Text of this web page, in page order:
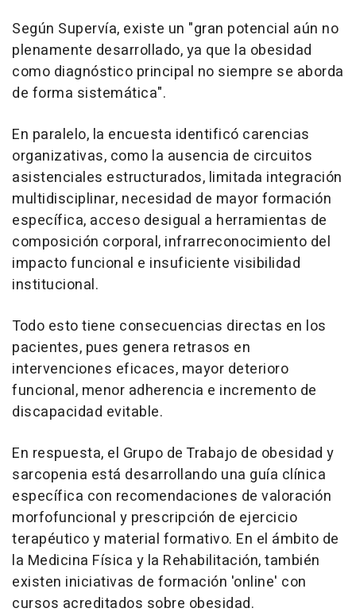
Según Supervía, existe un "gran potencial aún no
plenamente desarrollado, ya que la obesidad
como diagnóstico principal no siempre se aborda
de forma sistemática".
En paralelo, la encuesta identificó carencias
organizativas, como la ausencia de circuitos
asistenciales estructurados, limitada integración
multidisciplinar, necesidad de mayor formación
específica, acceso desigual a herramientas de
composición corporal, infrarreconocimiento del
impacto funcional e insuficiente visibilidad
institucional.
Todo esto tiene consecuencias directas en los
pacientes, pues genera retrasos en
intervenciones eficaces, mayor deterioro
funcional, menor adherencia e incremento de
discapacidad evitable.
En respuesta, el Grupo de Trabajo de obesidad y
sarcopenia está desarrollando una guía clínica
específica con recomendaciones de valoración
morfofuncional y prescripción de ejercicio
terapéutico y material formativo. En el ámbito de
la Medicina Física y la Rehabilitación, también
existen iniciativas de formación 'online' con
cursos acreditados sobre obesidad.